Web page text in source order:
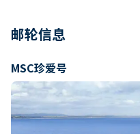
邮轮信息
MSC珍爱号